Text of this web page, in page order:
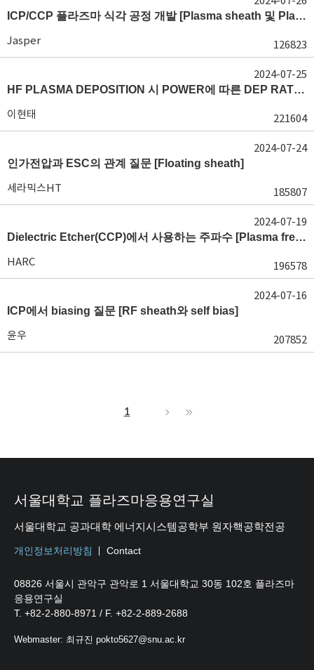
ICP/CCP 플라즈마 식각 공정 개발 [Plasma sheath 및 Plasma generation]
Jasper 126823
HF PLASMA DEPOSITION 시 POWER에 따른 DEP RATE 변화 [장비 플라즈마, Rate constant]
이현태 221604
2024-07-25
인가전압과 ESC의 관계 질문 [Floating sheath]
세라믹스HT 185807
2024-07-24
Dielectric Etcher(CCP)에서 사용하는 주파수 [Plasma frequency 및 RF sheath]
HARC 196578
2024-07-19
ICP에서 biasing 질문 [RF sheath와 self bias]
윤우 207852
2024-07-16
1
서울대학교 플라즈마응용연구실
서울대학교 공과대학 에너지시스템공학부 원자핵공학전공
개인정보처리방침 Contact
08826 서울시 관악구 관악로 1 서울대학교 30동 102호 플라즈마
응용연구실
T. +82-2-880-8971 / F. +82-2-889-2688
Webmaster: 최규진 pokto5627@snu.ac.kr